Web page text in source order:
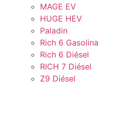
MAGE EV
HUGE HEV
Paladin
Rich 6 Gasolina
Rich 6 Diésel
RICH 7 Diésel
Z9 Diésel